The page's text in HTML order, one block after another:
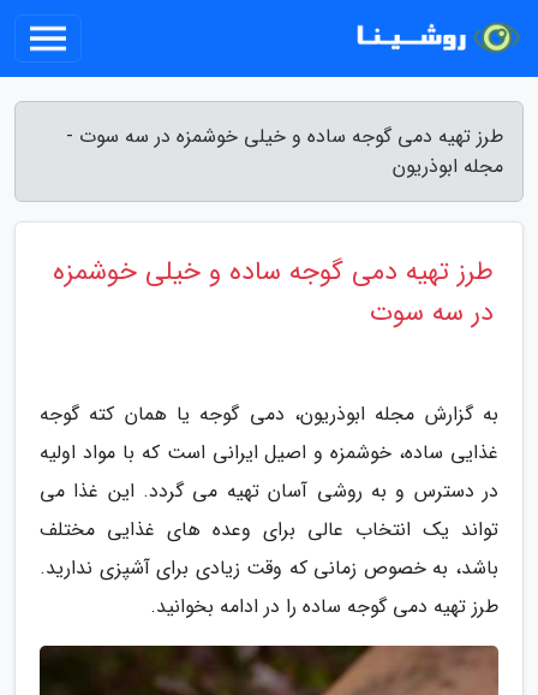
طرز تهیه دمی گوجه ساده و خیلی خوشمزه در سه سوت -
مجله ابوذریون
طرز تهیه دمی گوجه ساده و خیلی خوشمزه
در سه سوت
به گزارش مجله ابوذریون، دمی گوجه یا همان کته گوجه
غذایی ساده، خوشمزه و اصیل ایرانی است که با مواد اولیه
در دسترس و به روشی آسان تهیه می گردد. این غذا می
تواند یک انتخاب عالی برای وعده های غذایی مختلف
باشد، به خصوص زمانی که وقت زیادی برای آشپزی ندارید.
طرز تهیه دمی گوجه ساده را در ادامه بخوانید.